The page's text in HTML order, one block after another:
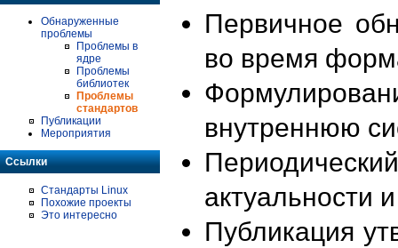
Обнаруженные
проблемы
Проблемы в
ядре
Проблемы
библиотек
Проблемы
стандартов
Публикации
Мероприятия
Ссылки
Стандарты Linux
Похожие проекты
Это интересно
Первичное
во время
внутреннюю
актуальности
Публикация